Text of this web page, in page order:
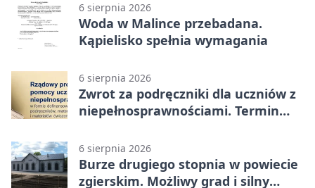
6 sierpnia 2026
Woda w Malince przebadana.
Kąpielisko spełnia wymagania
6 sierpnia 2026
Zwrot za podręczniki dla uczniów z
niepełnosprawnościami. Termin
6 sierpnia 2026
Burze drugiego stopnia w powiecie
zgierskim. Możliwy grad i silny